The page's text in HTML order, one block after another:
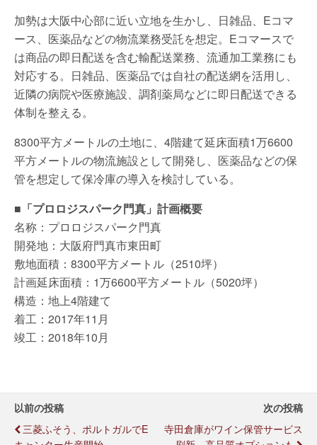
加勢は大阪中心部に近い立地を生かし、日雑品、Eコマ
ース、医薬品などの物流業務受託を想定。Eコマースで
は商品の即日配送を含む輸配送業務、流通加工業務にも
対応する。日雑品、医薬品では自社の配送網を活用し、
近隣の病院や医療施設、調剤薬局などに即日配送できる
体制を整える。
8300平方メートルの土地に、4階建て延床面積1万6600
平方メートルの物流施設として開発し、医薬品などの保
管を想定して保冷庫の導入を検討している。
■「プロロジスパーク門真」計画概要
名称：プロロジスパーク門真
開発地：大阪府門真市東田町
敷地面積：8300平方メートル（2510坪）
計画延床面積：1万6600平方メートル（5020坪）
構造：地上4階建て
着工：2017年11月
竣工：2018年10月
以前の投稿
三菱ふそう、ポルトガルでe
次の投稿
寺田倉庫がワイン保管サービス